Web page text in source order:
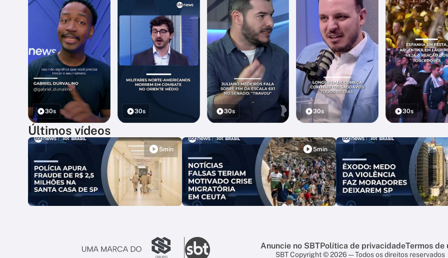
30s 30s 30s 30s 30s
Últimos vídeos
5min 5min
Anuncie no SBTPolítica de privacidadeTermos de
SBT Copyright © 2026 — Todos os direitos reservados